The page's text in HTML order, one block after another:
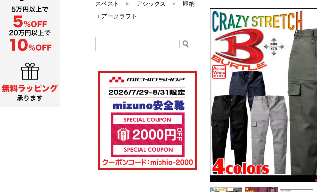
スベスト
アシックス
即納
エアークラフト